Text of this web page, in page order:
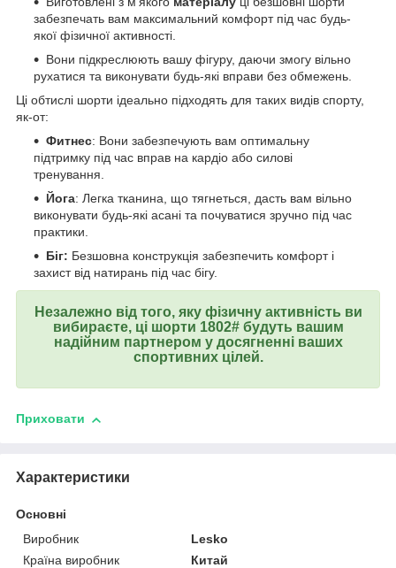
забезпечать вам максимальний комфорт під час будь-
якої фізичної активності.
Вони підкреслюють вашу фігуру, даючи змогу вільно
рухатися та виконувати будь-які вправи без обмежень.
Ці обтислі шорти ідеально підходять для таких видів спорту,
як-от:
Фитнес: Вони забезпечують вам оптимальну
підтримку під час вправ на кардіо або силові
тренування.
Йога: Легка тканина, що тягнеться, дасть вам вільно
виконувати будь-які асані та почуватися зручно під час
практики.
Біг: Безшовна конструкція забезпечить комфорт і
захист від натирань під час бігу.
Незалежно від того, яку фізичну активність ви
вибираєте, ці шорти 1802# будуть вашим
надійним партнером у досягненні ваших
спортивних цілей.
Приховати
Характеристики
Основні
Виробник
Lesko
Країна виробник
Китай